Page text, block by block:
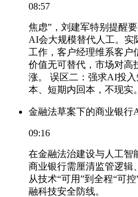
08:57
焦虑”，刘建军特别提醒
AI会大规模替代人工。实
工作，客户经理维系客户
价值无可替代，市场对高
涨。 误区二：强求AI投
本、短期内回本，不现实。
金融法草案下的商业银行
09:16
在金融法治建设与人工智
商业银行需厘清监管逻辑
从技术“可用”到全程“可
融科技安全防线。